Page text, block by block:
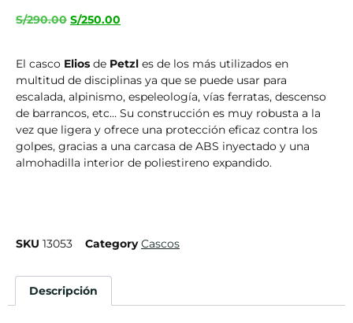
S/290.00 S/250.00
El casco Elios de Petzl es de los más utilizados en
multitud de disciplinas ya que se puede usar para
escalada, alpinismo, espeleología, vías ferratas, descenso
de barrancos, etc… Su construcción es muy robusta a la
vez que ligera y ofrece una protección eficaz contra los
golpes, gracias a una carcasa de ABS inyectado y una
almohadilla interior de poliestireno expandido.
SKU 13053 Category Cascos
Descripción